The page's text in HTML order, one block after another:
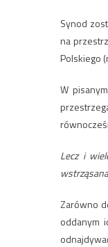
Synod
na
Polskiego
W
Lecz i
Zarówno
oddanym